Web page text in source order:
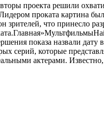
проекта решили
проката картина
что принесло
Главная»Мультфильмы
показа назвали дату
серий, которые
актерами.